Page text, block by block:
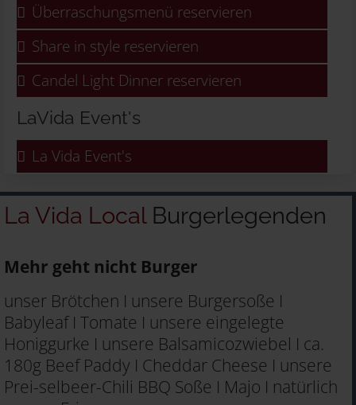
Überraschungsmenü reservieren
Share in style reservieren
Candel Light Dinner reservieren
LaVida Event's
La Vida Event's
La Vida Local Burgerlegenden
Mehr geht nicht Burger
unser Brötchen I unsere Burgersoße I
Babyleaf I Tomate I unsere eingelegte
Honiggurke I unsere Balsamicozwiebel I ca.
180g Beef Paddy I Cheddar Cheese I unsere
Prei-selbeer-Chili BBQ Soße I Majo I natürlich